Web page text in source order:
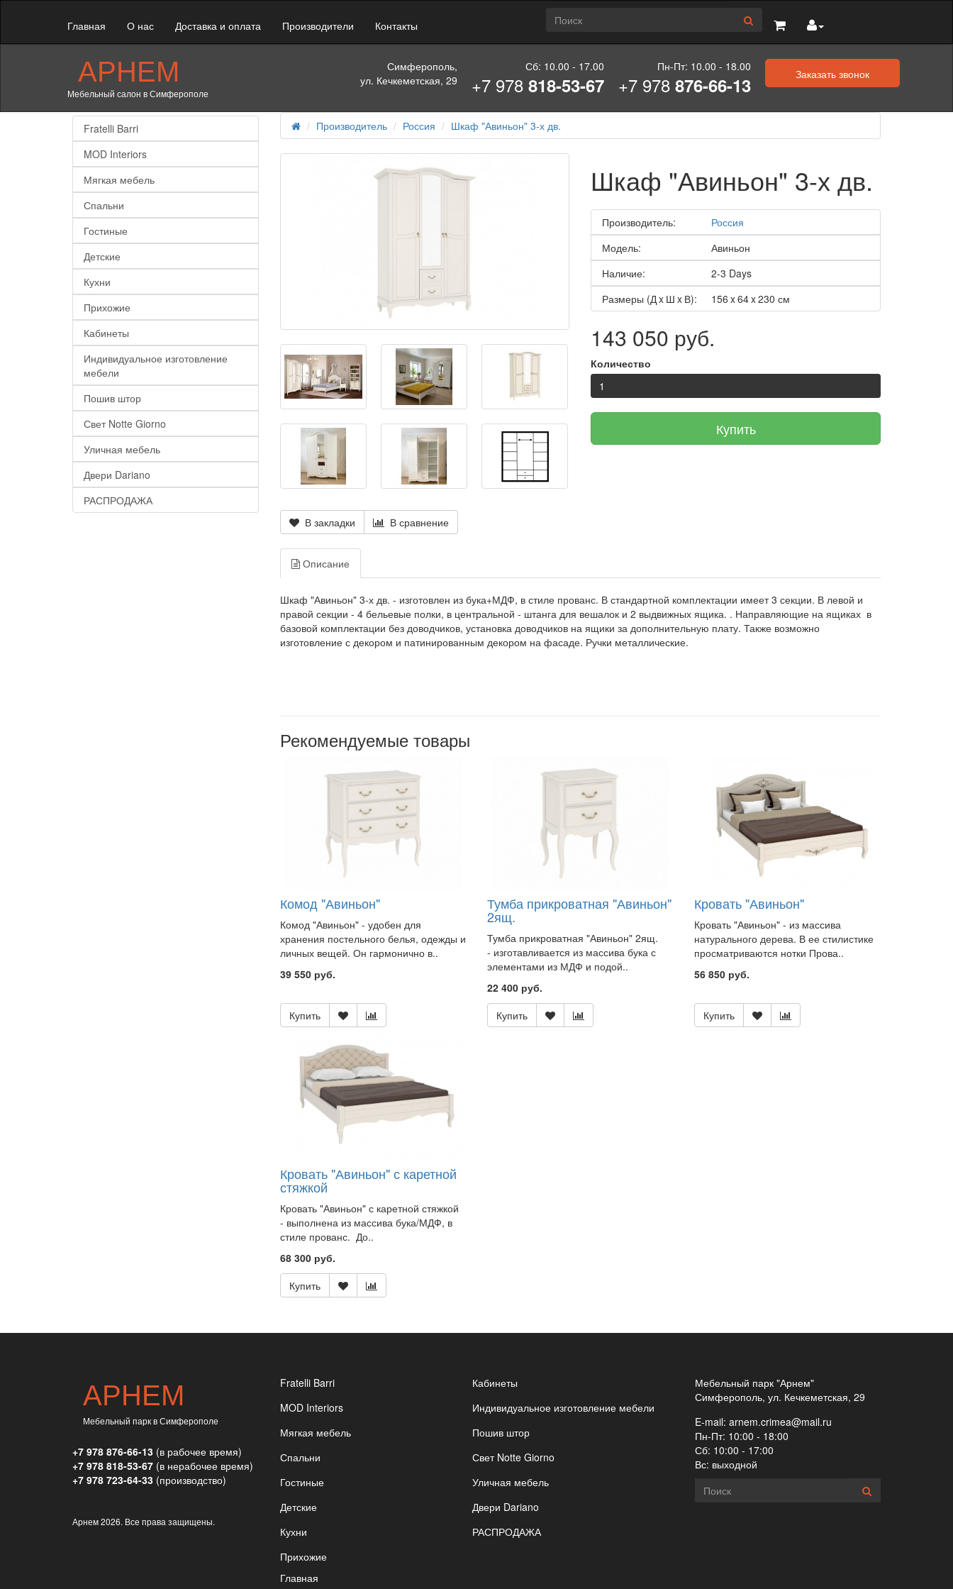
Главная О нас Доставка и оплата Производители Контакты
АРНЕМ
Мебельный салон в Симферополе
Симферополь,
ул. Кечкеметская, 29
Сб: 10.00 - 17.00
+7 978818-53-67
Пн-Пт: 10.00 - 18.00
+7 978876-66-13 Заказать звонок
Fratelli Barri
MOD Interiors
Мягкая мебель
Спальни
Гостиные
Детские
Кухни
Прихожие
Кабинеты
Индивидуальное изготовление
мебели
Пошив штор
Свет Notte Giorno
Уличная мебель
Двери Dariano
РАСПРОДАЖА
Производитель Россия Шкаф "Авиньон" 3-х дв.
В закладки В сравнение
Шкаф "Авиньон" 3-х дв.
Производитель:
Россия
Модель:
Авиньон
Наличие:
2-3 Days
Размеры (Д x Ш x В):
156 x 64 x 230 см
143 050 руб.
Количество
Купить
Описание
Шкаф "Авиньон" 3-х дв. - изготовлен из бука+МДФ, в стиле прованс. В стандартной комплектации имеет 3 секции. В левой и
правой секции - 4 бельевые полки, в центральной - штанга для вешалок и 2 выдвижных ящика. . Направляющие на ящиках в
базовой комплектации без доводчиков, установка доводчиков на ящики за дополнительную плату. Также возможно
изготовление с декором и патинированным декором на фасаде. Ручки металлические.
Рекомендуемые товары
Комод "Авиньон"
Комод "Авиньон" - удобен для
хранения постельного белья, одежды и
личных вещей. Он гармонично в..
39 550 руб.
Купить
Тумба прикроватная "Авиньон"
2ящ.
Тумба прикроватная "Авиньон" 2ящ.
- изготавливается из массива бука с
элементами из МДФ и подой..
22 400 руб.
Купить
Кровать "Авиньон"
Кровать "Авиньон" - из массива
натурального дерева. В ее стилистике
просматриваются нотки Прова..
56 850 руб.
Купить
Кровать "Авиньон" с каретной
стяжкой
Кровать "Авиньон" с каретной стяжкой
- выполнена из массива бука/МДФ, в
стиле прованс. До..
68 300 руб.
Купить
АРНЕМ
Мебельный парк в Симферополе
+7 978 876-66-13 (в рабочее время)
+7 978 818-53-67 (в нерабочее время)
+7 978 723-64-33 (производство)
Арнем2026. Все права защищены.
Fratelli Barri
MOD Interiors
Мягкая мебель
Спальни
Гостиные
Детские
Кухни
Прихожие
Кабинеты
Индивидуальное изготовление мебели
Пошив штор
Свет Notte Giorno
Уличная мебель
Двери Dariano
РАСПРОДАЖА
Главная
Мебельный парк "Арнем"
Симферополь, ул. Кечкеметская, 29
E-mail: arnem.crimea@mail.ru
Пн-Пт: 10:00 - 18:00
Сб: 10:00 - 17:00
Вс: выходной